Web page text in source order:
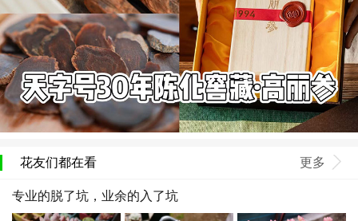
花友们都在看 更多
专业的脱了坑，业余的入了坑